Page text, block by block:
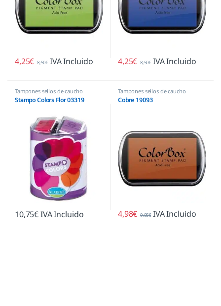
4,25€ 8,50€ IVA Incluido 4,25€ 8,50€ IVA Incluido
Tampones sellos de caucho
Stampo Colors Flor 03319
10,75€IVA Incluido
Tampones sellos de caucho
Cobre 19093
4,98€ 9,95€ IVA Incluido